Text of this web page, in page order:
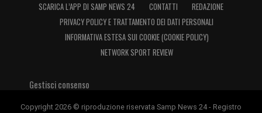
SCARICA L’APP DI SAMP NEWS 24 CONTATTI
REDAZIONE
PRIVACY POLICY E TRATTAMENTO DEI DATI PERSONALI
INFORMATIVA ESTESA SUI COOKIE (COOKIE POLICY)
NETWORK SPORT REVIEW
Gestisci consenso
Copyright 2026 © riproduzione riservata Samp News 24 - Registro